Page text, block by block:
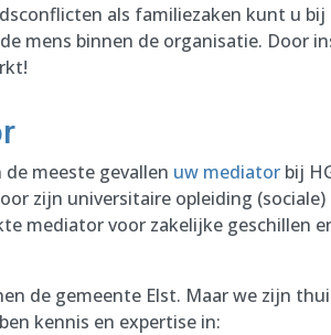
als familiezaken kunt u
mens binnen de organisatie. Door
meeste gevallen uw mediator bij
zijn universitaire opleiding
mediator voor zakelijke geschillen
de gemeente Elst. Maar we zijn
kennis en expertise in: